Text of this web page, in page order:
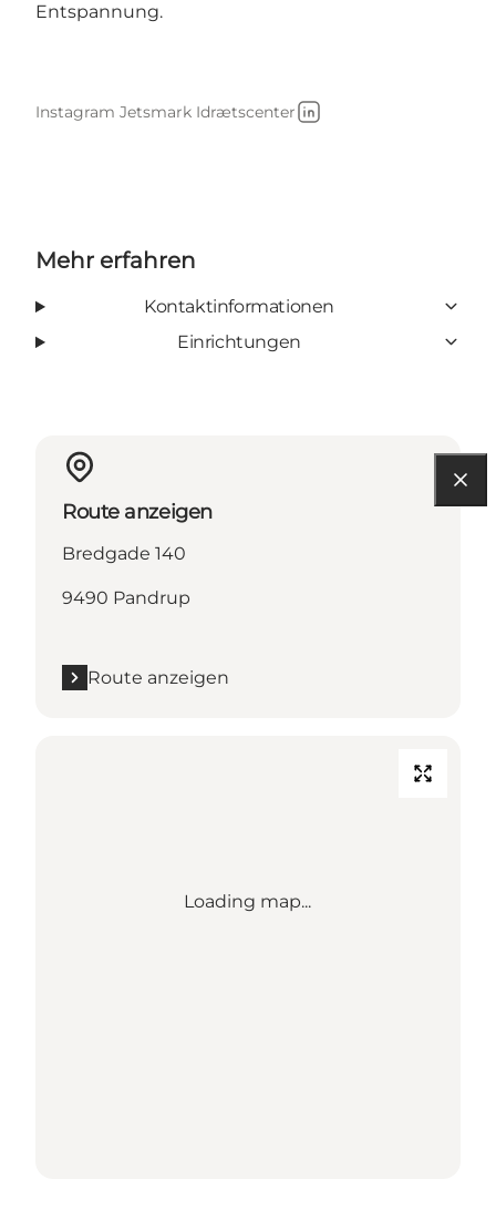
Entspannung.
Instagram Jetsmark Idrætscenter
LinkedIn
Mehr erfahren
Kontaktinformationen
Einrichtungen
Route anzeigen
Bredgade 140
9490 Pandrup
Route anzeigen
Loading map...